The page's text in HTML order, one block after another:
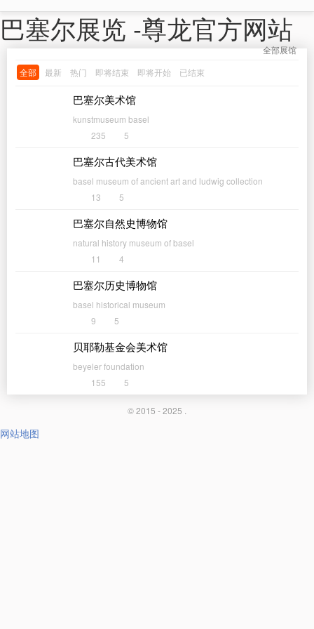
巴塞尔展览 -尊龙官方网站
全部 最新 热门 即将结束 即将开始 已结束
全部展馆
巴塞尔美术馆
kunstmuseum basel
235
5
巴塞尔古代美术馆
basel museum of ancient art and ludwig collection
13
5
巴塞尔自然史博物馆
natural history museum of basel
11
4
巴塞尔历史博物馆
basel historical museum
9
5
贝耶勒基金会美术馆
beyeler foundation
155
5
© 2015 - 2025 .
网站地图